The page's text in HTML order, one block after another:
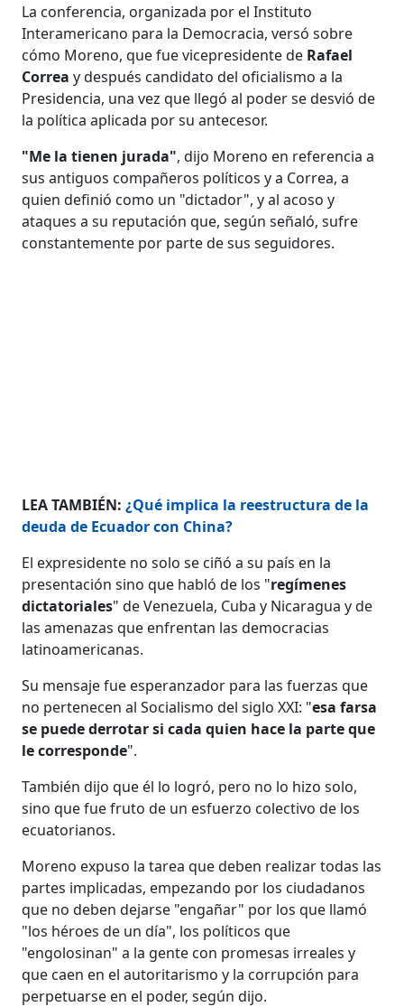
La conferencia, organizada por el Instituto
Interamericano para la Democracia, versó sobre
cómo Moreno, que fue vicepresidente de Rafael
Correa y después candidato del oficialismo a la
Presidencia, una vez que llegó al poder se desvió de
la política aplicada por su antecesor.
"Me la tienen jurada", dijo Moreno en referencia a
sus antiguos compañeros políticos y a Correa, a
quien definió como un "dictador", y al acoso y
ataques a su reputación que, según señaló, sufre
constantemente por parte de sus seguidores.
LEA TAMBIÉN: ¿Qué implica la reestructura de la
deuda de Ecuador con China?
El expresidente no solo se ciñó a su país en la
presentación sino que habló de los "regímenes
dictatoriales" de Venezuela, Cuba y Nicaragua y de
las amenazas que enfrentan las democracias
latinoamericanas.
Su mensaje fue esperanzador para las fuerzas que
no pertenecen al Socialismo del siglo XXI: "esa farsa
se puede derrotar si cada quien hace la parte que
le corresponde".
También dijo que él lo logró, pero no lo hizo solo,
sino que fue fruto de un esfuerzo colectivo de los
ecuatorianos.
Moreno expuso la tarea que deben realizar todas las
partes implicadas, empezando por los ciudadanos
que no deben dejarse "engañar" por los que llamó
"los héroes de un día", los políticos que
"engolosinan" a la gente con promesas irreales y
que caen en el autoritarismo y la corrupción para
perpetuarse en el poder, según dijo.